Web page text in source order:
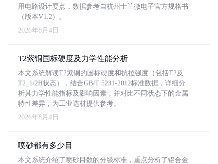
用电路设计要点，数据参考自杭州士兰微电子官方规格书
（版本V1.2）。
2026年8月4日
T2紫铜国标硬度及力学性能分析
本文系统解读T2紫铜的国标硬度和抗拉强度（包括T2及
T2_1/2H状态），结合GB/T 5231-2012标准数据，详细分
析其力学性能指标及影响因素，并对比不同状态下的金属
特性差异，为工业选材提供参考。
2026年8月4日
喷砂都有多少目
本文系统介绍了喷砂目数的分级标准，重点分析了铝合金